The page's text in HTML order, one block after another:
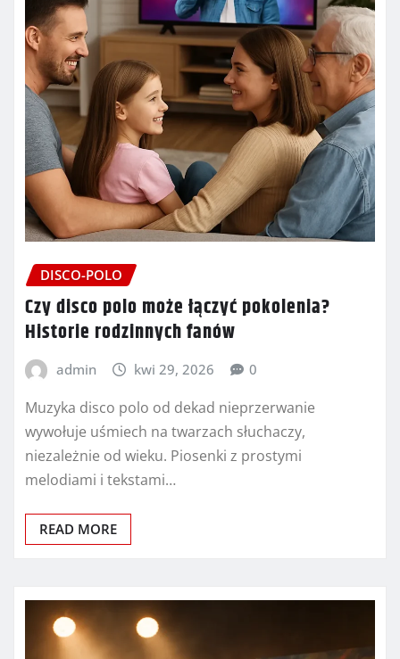
DISCO-POLO
Czy disco polo może łączyć pokolenia?
Historie rodzinnych fanów
admin kwi 29, 2026 0
Muzyka disco polo od dekad nieprzerwanie
wywołuje uśmiech na twarzach słuchaczy,
niezależnie od wieku. Piosenki z prostymi
melodiami i tekstami…
READ MORE